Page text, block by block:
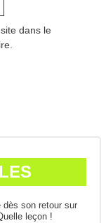
dans le
dès son retour sur
leçon !